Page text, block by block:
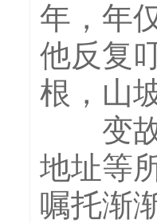
年，年
他反复
根，山
变故
地址等
嘱托渐